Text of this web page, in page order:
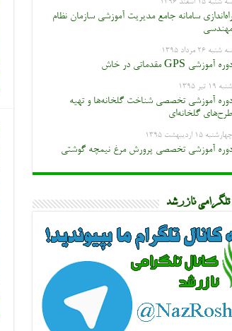
سه شنبه ۱۵ اسفند ۱۳۹۶
راه‌اندازی سامانه جامع مدیریت آموزشی سازمان نظام
مهندسی
سه شنبه ۲۶ مرداد ۱۳۹۵
دوره آموزشی GPS مقدماتی در خاش
شنبه ۱۹ تیر ۱۳۹۵
دوره آموزشی تخصصی شناخت گلخانه‌ها و تهیه
طرح‌های گلخانه‌ای
چهارشنبه ۱۵ اردیبهشت ۱۳۹۵
دوره آموزشی تخصصی پرورش مرغ نیمچه گوشتی
تلگرامی نازرشد